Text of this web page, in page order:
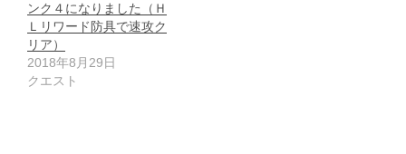
ンク４になりました（Ｈ
Ｌリワード防具で速攻ク
リア）
2018年8月29日
クエスト